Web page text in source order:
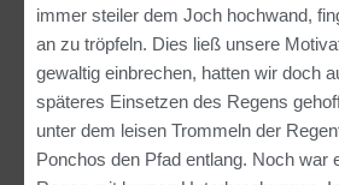
immer steiler dem Joch hochwand,
an zu tröpfeln. Dies ließ unsere
gewaltig einbrechen, hatten wir doch
späteres Einsetzen des Regens
unter dem leisen Trommeln der
Ponchos den Pfad entlang. Noch war